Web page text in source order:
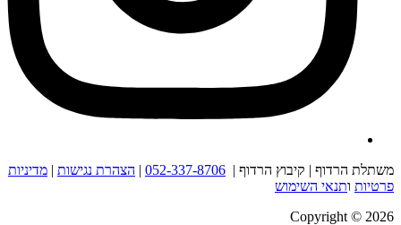
משתלת הרדוף | קיבוץ הרדוף | 052-337-8706
| הצהרת נגישות | מדיניות
פרטיות ותנאי השימוש
Copyright © 2026